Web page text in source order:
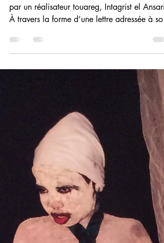
Pour la première fois, des Touaregs sont filmés
par un réalisateur touareg, Intagrist el Ansari.
À travers la forme d’une lettre adressée à son
aux origines.